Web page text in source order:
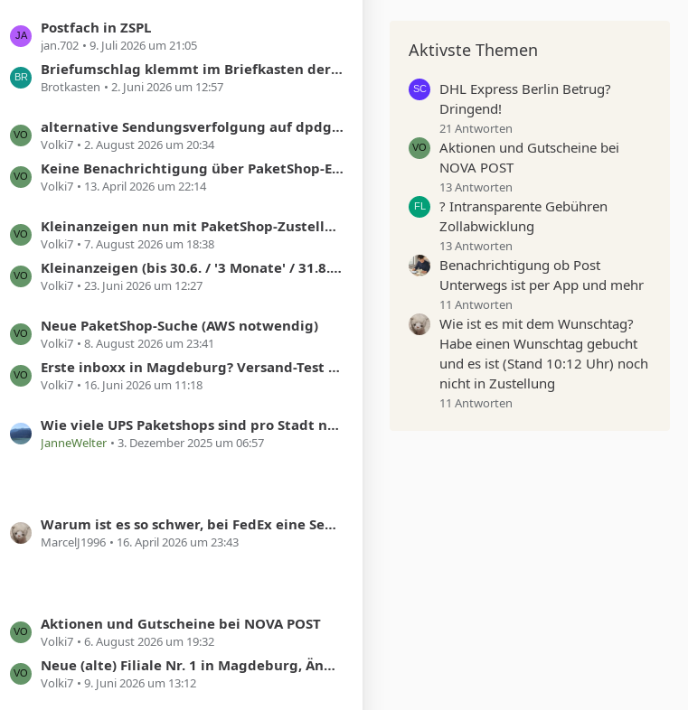
r
ä
g
e
e
B
e
i
r
ä
g
e
L
e
t
z
e
B
e
i
r
ä
g
e
Postfach in ZSPL
jan.702 9. Juli 2026 um 21:05
Briefumschlag klemmt im Briefkasten der Post fest
Brotkasten 2. Juni 2026 um 12:57
L
e
t
z
e
B
e
i
r
ä
g
e
alternative Sendungsverfolgung auf dpdgroup.com ohne Captcha (ch / Schweiz, deutschsprachig)
Volki7 2. August 2026 um 20:34
Keine Benachrichtigung über PaketShop-Einlieferung / keine Abholung aus myflexbox
Volki7 13. April 2026 um 22:14
L
e
t
z
e
B
e
i
r
ä
Kleinanzeigen nun mit PaketShop-Zustellung, bis 31.8. ab 49 (+55) Cent
Volki7 7. August 2026 um 18:38
Kleinanzeigen (bis 30.6. / '3 Monate' / 31.8. ?): XS-Päckchen 1,99 € / S-Paket 2,49 €
Volki7 23. Juni 2026 um 12:27
L
e
t
z
e
B
r
ä
Neue PaketShop-Suche (AWS notwendig)
Volki7 8. August 2026 um 23:41
Erste inboxx in Magdeburg? Versand-Test mit GLS
Volki7 16. Juni 2026 um 11:18
L
e
e
B
r
ä
g
e
Wie viele UPS Paketshops sind pro Stadt normal?
JanneWelter 3. Dezember 2025 um 06:57
L
e
e
B
e
i
Warum ist es so schwer, bei FedEx eine Sendung zu retournieren, indem man die Annahme verweigert?
MarcelJ1996 16. April 2026 um 23:43
L
e
t
z
Aktionen und Gutscheine bei NOVA POST
Volki7 6. August 2026 um 19:32
Neue (alte) Filiale Nr. 1 in Magdeburg, Änderungen auch in anderen Städten
Volki7 9. Juni 2026 um 13:12
Aktivste Themen
DHL Express Berlin Betrug?
Dringend!
21 Antworten
Aktionen und Gutscheine bei
NOVA POST
13 Antworten
? Intransparente Gebühren
Zollabwicklung
13 Antworten
Benachrichtigung ob Post
Unterwegs ist per App und mehr
11 Antworten
Wie ist es mit dem Wunschtag?
Habe einen Wunschtag gebucht
und es ist (Stand 10:12 Uhr) noch
nicht in Zustellung
11 Antworten